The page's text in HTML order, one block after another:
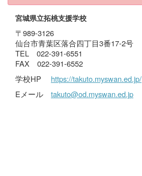
宮城県立拓桃支援学校
〒989-3126
仙台市青葉区落合四丁目3番17-2号
TEL 022-391-6551
FAX 022-391-6552
学校HP https://takuto.myswan.ed.jp/
Eメール takuto@od.myswan.ed.jp